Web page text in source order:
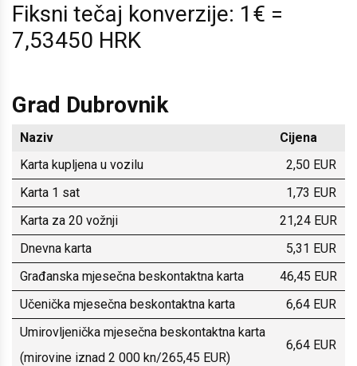
Fiksni tečaj konverzije: 1€ =
7,53450 HRK
Grad Dubrovnik
Naziv
Cijena
Karta kupljena u vozilu
2,50 EUR
Karta 1 sat
1,73 EUR
Karta za 20 vožnji
21,24 EUR
Dnevna karta
5,31 EUR
Građanska mjesečna beskontaktna karta
46,45 EUR
Učenička mjesečna beskontaktna karta
6,64 EUR
Umirovljenička mjesečna beskontaktna karta
(mirovine iznad 2 000 kn/265,45 EUR)
6,64 EUR